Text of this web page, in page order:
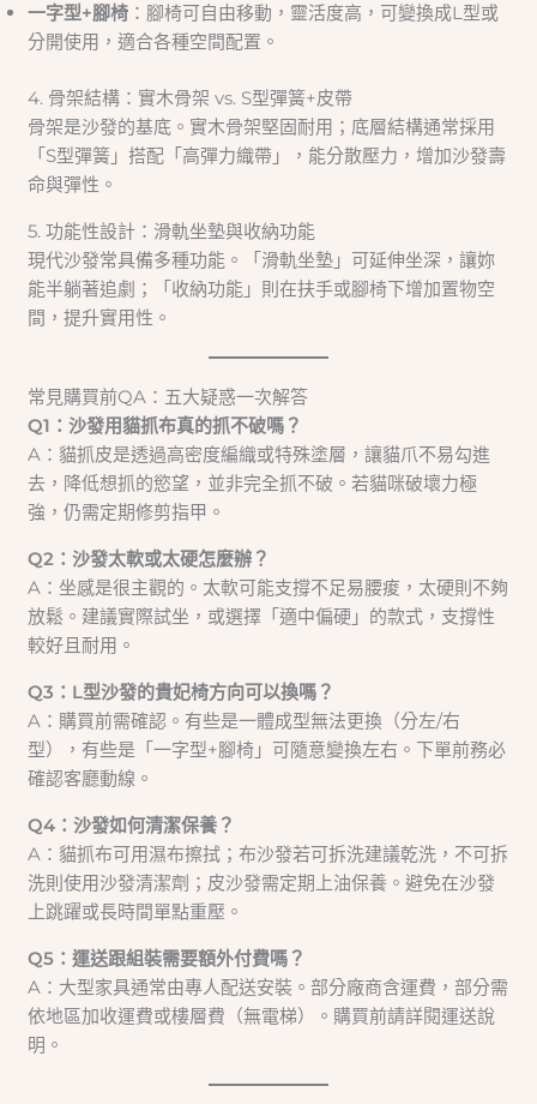
一字型+腳椅 ：腳椅可自由移動，靈活度高，可變換成L型或
分開使用，適合各種空間配置。
4. 骨架結構：實木骨架 vs. S型彈簧+皮帶
骨架是沙發的基底。實木骨架堅固耐用；底層結構通常採用
「S型彈簧」搭配「高彈力織帶」，能分散壓力，增加沙發壽
命與彈性。
5. 功能性設計：滑軌坐墊與收納功能
現代沙發常具備多種功能。「滑軌坐墊」可延伸坐深，讓妳
能半躺著追劇；「收納功能」則在扶手或腳椅下增加置物空
間，提升實用性。
常見購買前QA：五大疑惑一次解答
Q1：沙發用貓抓布真的抓不破嗎？
A：貓抓皮是透過高密度編織或特殊塗層，讓貓爪不易勾進
去，降低想抓的慾望，並非完全抓不破。若貓咪破壞力極
強，仍需定期修剪指甲。
Q2：沙發太軟或太硬怎麼辦？
A：坐感是很主觀的。太軟可能支撐不足易腰痠，太硬則不夠
放鬆。建議實際試坐，或選擇「適中偏硬」的款式，支撐性
較好且耐用。
Q3：L型沙發的貴妃椅方向可以換嗎？
A：購買前需確認。有些是一體成型無法更換（分左/右
型），有些是「一字型+腳椅」可隨意變換左右。下單前務必
確認客廳動線。
Q4：沙發如何清潔保養？
A：貓抓布可用濕布擦拭；布沙發若可拆洗建議乾洗，不可拆
洗則使用沙發清潔劑；皮沙發需定期上油保養。避免在沙發
上跳躍或長時間單點重壓。
Q5：運送跟組裝需要額外付費嗎？
A：大型家具通常由專人配送安裝。部分廠商含運費，部分需
依地區加收運費或樓層費（無電梯）。購買前請詳閱運送說
明。